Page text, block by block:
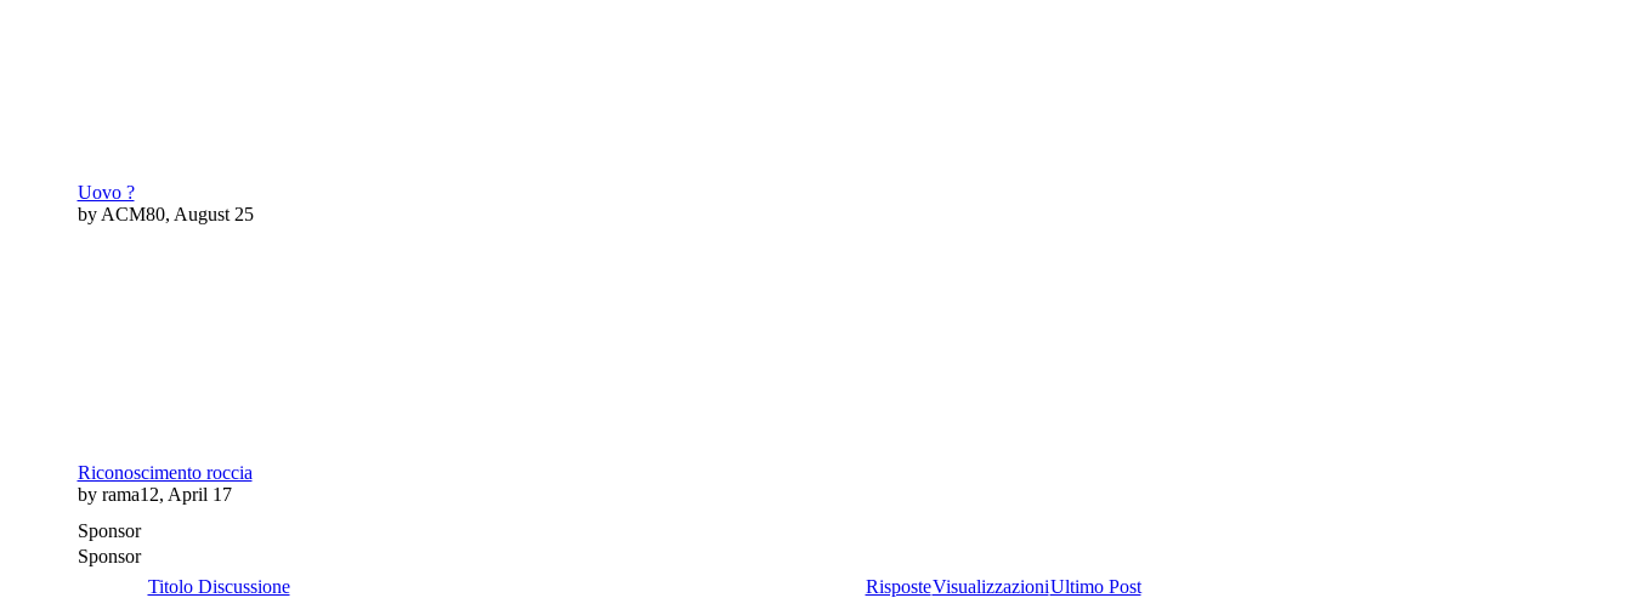
Uovo ?
by ACM80, August 25
Riconoscimento roccia
by rama12, April 17
Sponsor
Sponsor
Titolo Discussione
RisposteVisualizzazioniUltimo Post